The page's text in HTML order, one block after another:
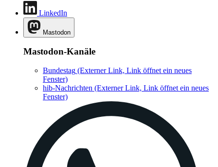
LinkedIn
Mastodon
Mastodon-Kanäle
Bundestag (Externer Link, Link öffnet ein neues
Fenster)
hib-Nachrichten (Externer Link, Link öffnet ein neues
Fenster)